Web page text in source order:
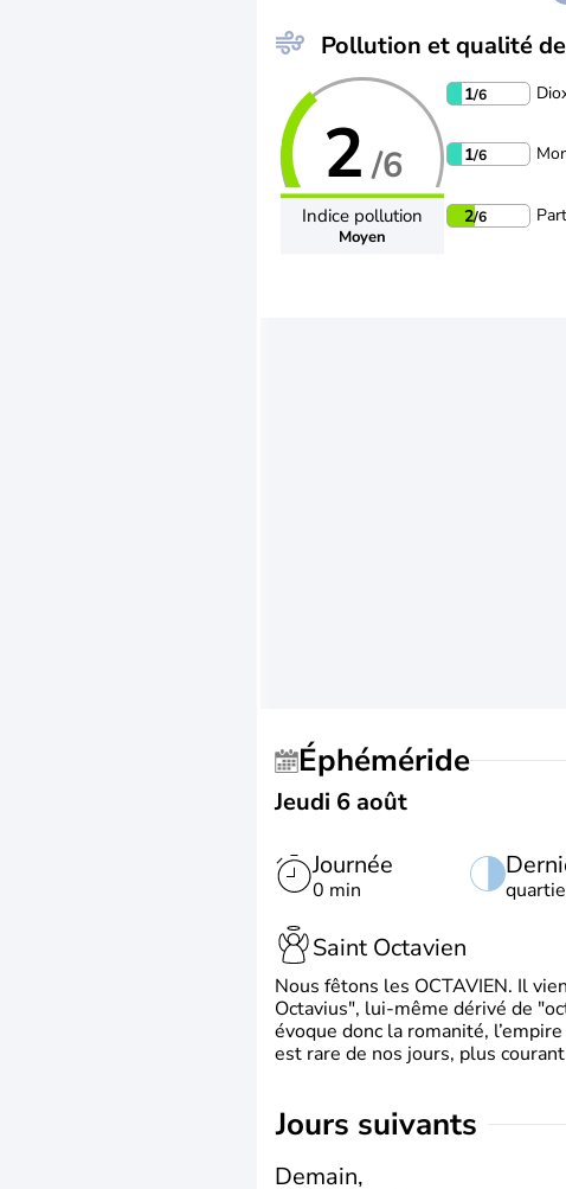
Pollution et qualité
2 /6
Indice pollution
Moyen
1/6
1/6
2/6
Éphéméride
Jeudi 6 août
Journée
0 min
Saint Octavien
Nous fêtons les OCTAVIEN. Il
Octavius", lui-même dérivé de
évoque donc la romanité,
est rare de nos jours, plus
jours suivants
Demain,